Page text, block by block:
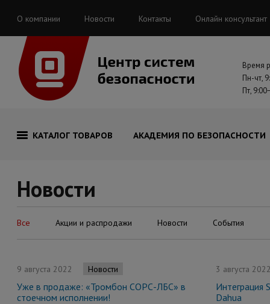
О компании Новости Контакты Онлайн консультант
Время
Пн-чт,
Пт,
КАТАЛОГ ТОВАРОВ АКАДЕМИЯ ПО БЕЗОПАСНОСТИ
Новости
Все Акции и распродажи Новости События
9 августа 2022 Новости
Уже в продаже: «Тромбон СОРС-ЛБС» в
стоечном исполнении!
3 августа
Интеграция
Dahua